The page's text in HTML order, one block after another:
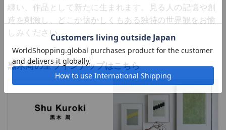
纏い、作品として新たに生まれます。見る人の記憶や創
造を刺激し、どこか懐かしくもある独特の世界観をお愉
しみください。
黒木周の全ラインナップはこちら